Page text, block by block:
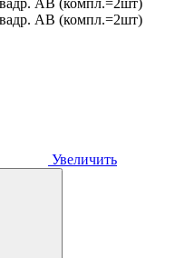
Увеличить